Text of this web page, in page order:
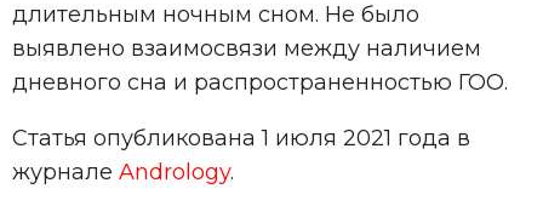
длительным ночным сном. Не было
выявлено взаимосвязи между наличием
дневного сна и распространенностью ГОО.
Статья опубликована 1 июля 2021 года в
журнале Andrology.